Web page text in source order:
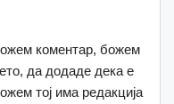
коментар, божем
да додаде дека е
тој има редакција